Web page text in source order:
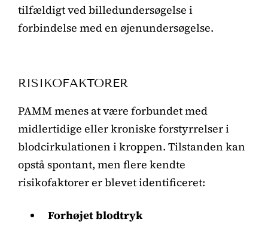
tilfældigt ved billedundersøgelse i
forbindelse med en øjenundersøgelse.
RISIKOFAKTORER
PAMM menes at være forbundet med
midlertidige eller kroniske forstyrrelser i
blodcirkulationen i kroppen. Tilstanden kan
opstå spontant, men flere kendte
risikofaktorer er blevet identificeret:
Forhøjet blodtryk